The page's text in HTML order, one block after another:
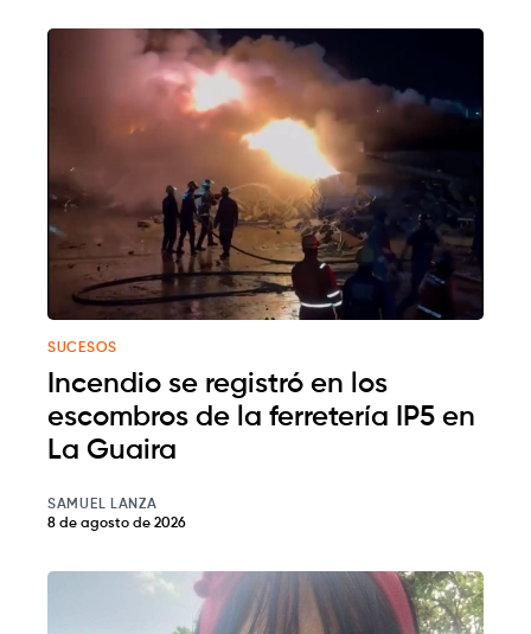
SUCESOS
Incendio se registró en los
escombros de la ferretería IP5 en
La Guaira
SAMUEL LANZA
8 de agosto de 2026